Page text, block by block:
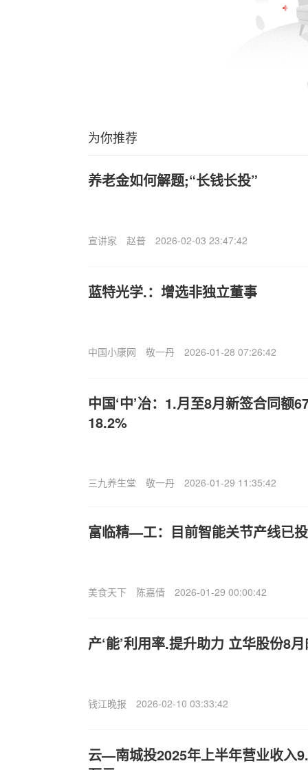
为你推荐
养老金如何解题;“长钱长投”
宣讲家 赵普 2026-02-03 23:47:42
蓝特光学.：增选非独立董事
中国小康网 敬一丹 2026-01-28 07:26:42
中国‘中’冶：1.月至8月新签合同额
18.2%
三九养生堂 敬一丹 2026-01-29 11:35:42
富临精—工：目前智能关节产线已
美食天下 陈嘉倩 2026-01-29 00:00:42
产‘能’利用率.提升助力 立华股份8
钱江晚报 2026-02-10 03:33:42
云—南城投2025年上半年营业收入